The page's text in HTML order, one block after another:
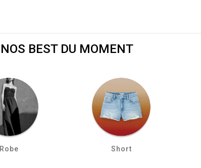
NOS BEST DU MOMENT
Robe Short